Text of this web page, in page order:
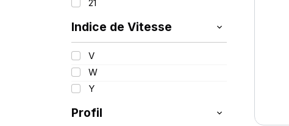
102
103
21
Indice de Vitesse
V
W
Y
Profil